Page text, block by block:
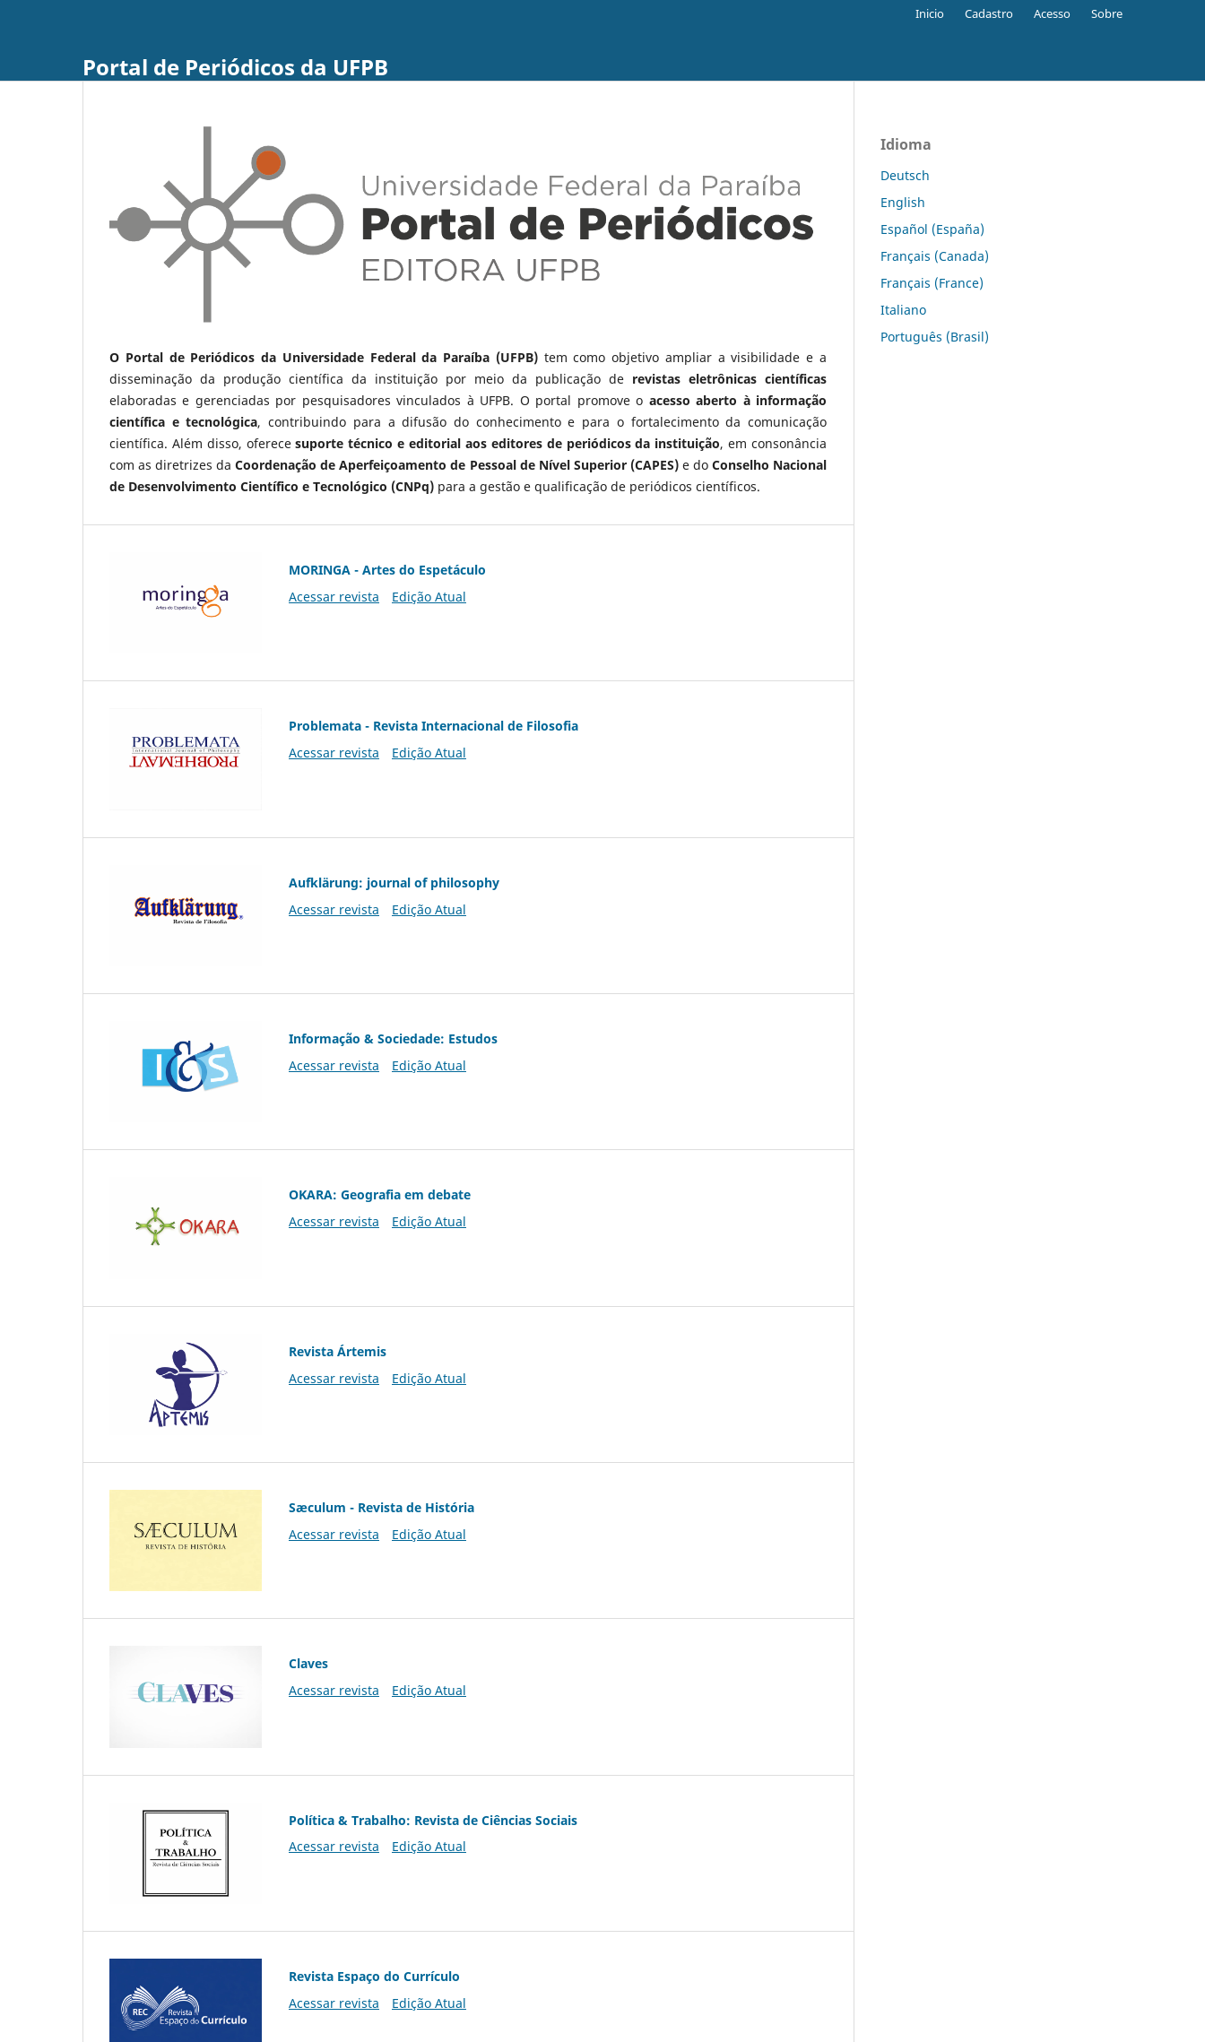
Portal de Periódicos da UFPB
Inicio Cadastro Acesso Sobre
O Portal de Periódicos da Universidade Federal da Paraíba (UFPB)tem como objetivo ampliar a visibilidade e a
disseminação da produção científica da instituição por meio da publicação de revistas eletrônicas científicas
elaboradas e gerenciadas por pesquisadores vinculados à UFPB. O portal promove o acesso aberto à informação
científica e tecnológica, contribuindo para a difusão do conhecimento e para o fortalecimento da comunicação
científica. Além disso, oferecesuporte técnico e editorial aos editores de periódicos da instituição, em consonância
com as diretrizes daCoordenação de Aperfeiçoamento de Pessoal de Nível Superior (CAPES)e do Conselho Nacional
de Desenvolvimento Científico e Tecnológico (CNPq) para a gestão e qualificação de periódicos científicos.
MORINGA - Artes do Espetáculo
Acessar revista
Edição Atual
Problemata - Revista Internacional de Filosofia
Acessar revista
Edição Atual
Aufklärung: journal of philosophy
Acessar revista
Edição Atual
Informação & Sociedade: Estudos
Acessar revista
Edição Atual
OKARA: Geografia em debate
Acessar revista
Edição Atual
Revista Ártemis
Acessar revista
Edição Atual
Sæculum - Revista de História
Acessar revista
Edição Atual
Claves
Acessar revista
Edição Atual
Política & Trabalho: Revista de Ciências Sociais
Acessar revista
Edição Atual
Revista Espaço do Currículo
Acessar revista
Edição Atual
Idioma
Deutsch
English
Español (España)
Français (Canada)
Français (France)
Italiano
Português (Brasil)